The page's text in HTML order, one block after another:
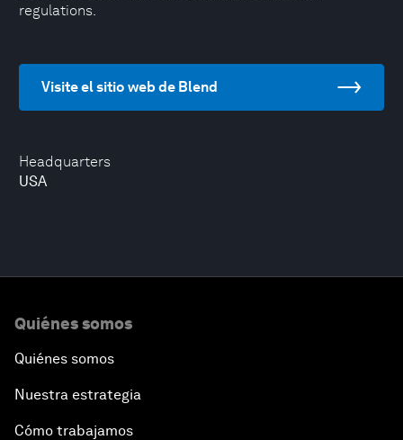
Headquarters
USA
regulations.
Visite el sitio web de Blend
Quiénes somos
Quiénes somos
Nuestra estrategia
Cómo trabajamos